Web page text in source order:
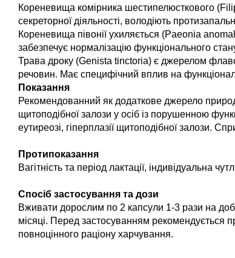
Кореневища комірника шестипелюсткового
секреторної діяльності, володіють
Кореневища півонії ухиляється (Paeonia
забезпечує нормалізацію функціонального
Трава дроку (Genista tinctoria) є джерелом
речовин. Має специфічний вплив на
Показання
Рекомендованний як додаткове джерело
щитоподібної залози у осіб із порушенною
еутиреозі, гіперплазії щитоподібної залози.
Протипоказання
Вагітність та період лактації, індивідуальна
Спосіб застосування та дози
Вживати дорослим по 2 капсули 1-3 рази на
місяці. Перед застосуванням рекомендується
повноцінного раціону харчування.